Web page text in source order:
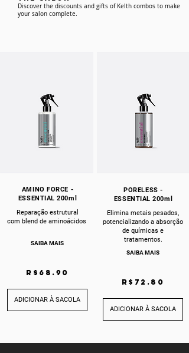
Discover the discounts and gifts of Kelth combos to make
your salon complete.
AMINO FORCE -
ESSENTIAL 200ml
Reparação estrutural
com blend de aminoácidos
SAIBA MAIS
R$68.90
ADICIONAR À SACOLA
PORELESS -
ESSENTIAL 200ml
Elimina metais pesados,
potencializando a absorção
de químicas e
tratamentos.
SAIBA MAIS
R$72.80
ADICIONAR À SACOLA